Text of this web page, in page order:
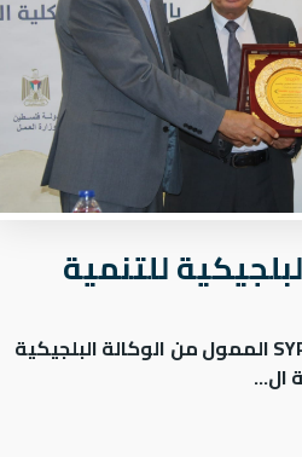
ﻟﻠﺘﻨﻤﻴﺔ
الممول منالوكالة البلجيكية